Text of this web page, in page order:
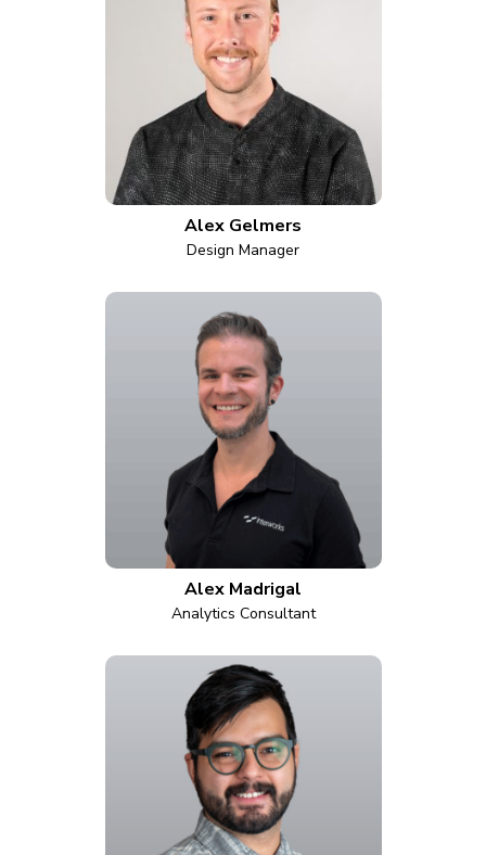
Alex Gelmers
Design Manager
Alex Madrigal
Analytics Consultant